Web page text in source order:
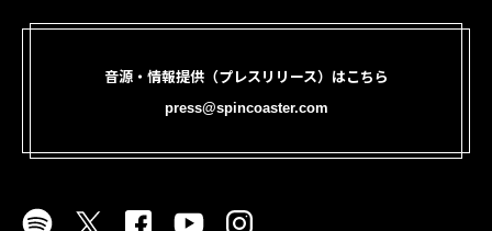
音源・情報提供（プレスリリース）はこちら
press@spincoaster.com